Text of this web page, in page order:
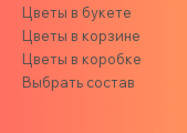
Цветы в букете
Цветы в корзине
Цветы в коробке
Выбрать состав